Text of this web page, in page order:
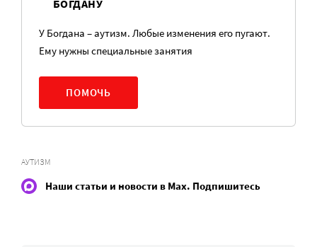
БОГДАНУ
У Богдана – аутизм. Любые изменения его пугают.
Ему нужны специальные занятия
ПОМОЧЬ
АУТИЗМ
Наши статьи и новости в Max. Подпишитесь